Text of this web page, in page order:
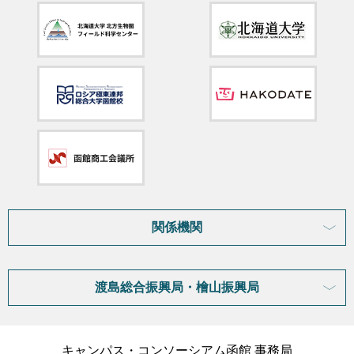
関係機関
渡島総合振興局・檜山振興局
キャンパス・コンソーシアム函館 事務局